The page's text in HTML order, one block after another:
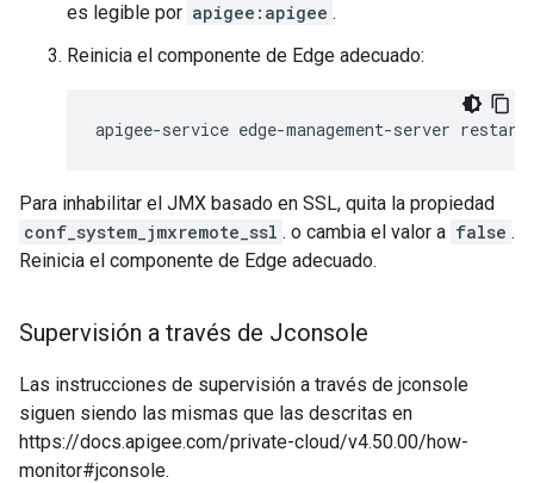
es legible por apigee:apigee .
Reinicia el componente de Edge adecuado:
apigee-service edge-management-server restart
Para inhabilitar el JMX basado en SSL, quita la propiedad
conf_system_jmxremote_ssl . o cambia el valor a false .
Reinicia el componente de Edge adecuado.
Supervisión a través de Jconsole
Las instrucciones de supervisión a través de jconsole
siguen siendo las mismas que las descritas en
https://docs.apigee.com/private-cloud/v4.50.00/how-
monitor#jconsole.